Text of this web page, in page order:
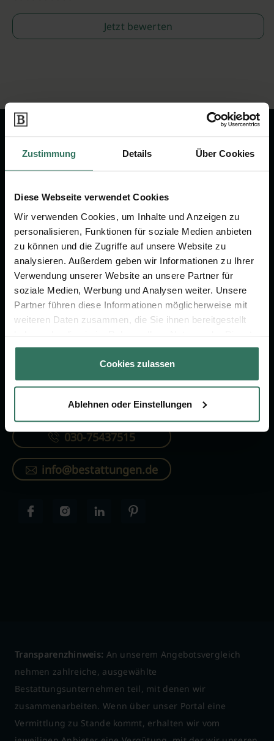
Zustimmung Details Über Cookies
Diese Webseite verwendet Cookies
Wir verwenden Cookies, um Inhalte und Anzeigen zu
personalisieren, Funktionen für soziale Medien anbieten
zu können und die Zugriffe auf unsere Website zu
analysieren. Außerdem geben wir Informationen zu Ihrer
Verwendung unserer Website an unsere Partner für
soziale Medien, Werbung und Analysen weiter. Unsere
Partner führen diese Informationen möglicherweise mit
weiteren Daten zusammen, die Sie ihnen bereitgestellt
gesammelt haben.
Cookies zulassen
Ablehnen oder Einstellungen
Jetzt bewerten
Wir sind Ihr Ansprechpartner rund
Vorsorge.
Jetzt beraten lassen
FÜR SIE
Vergleich
Verzeichnis
FÜR BESTATTER
Online-Portal
KONTAKTIEREN SIE UNS
030-75437515
info@bestattungen.de
Transparenzhinweis: An unserem Angebotsvergleich
nehmen zahlreiche, ausgewählte
Bestattungsunternehmen teil, mit denen wir
zusammenarbeiten. Wenn über unser Portal eine
Vermittlung zu Stande kommt, erhalten wir vom